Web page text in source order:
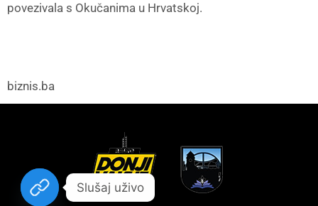
povezivala s Okučanima u Hrvatskoj.
biznis.ba
Slušaj uživo